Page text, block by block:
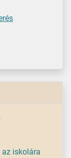
iskolára